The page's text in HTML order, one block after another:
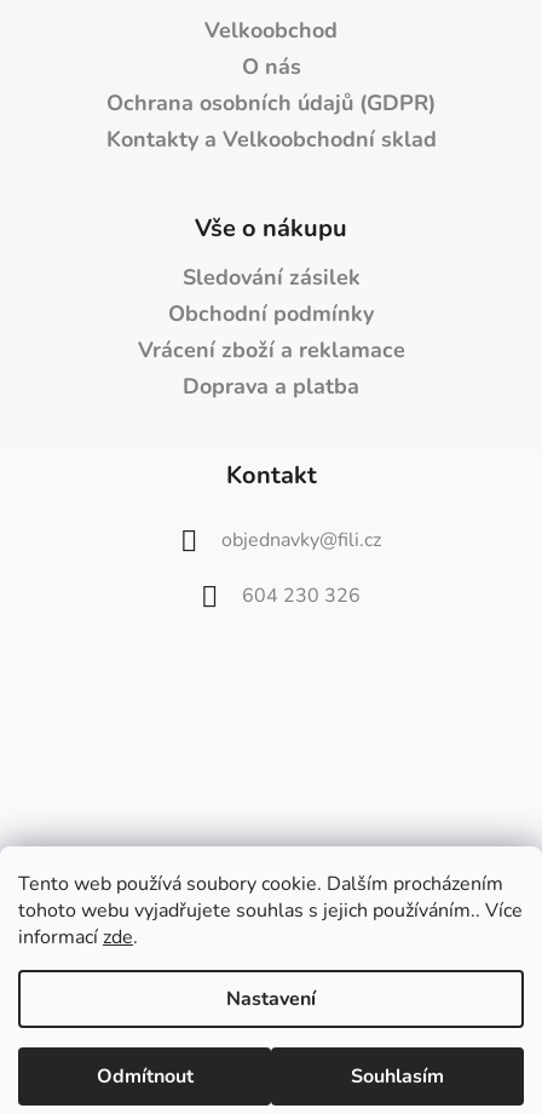
Tento web používá soubory cookie. Dalším procházením
tohoto webu vyjadřujete souhlas s jejich používáním.. Více
informacízde.
Nastavení
Odmítnout Souhlasím
Vážení zákazníci,
od 27. července do 9. srpna bude náš
velkoobchod zavřený z důvodu dovolené.
Poslední balíčky pošleme v pátek 24.7. a
potom až od 10. srpna.
Velkoobchod
O nás
Ochrana osobních údajů (GDPR)
Kontakty a Velkoobchodní sklad
Vše o nákupu
Sledování zásilek
Obchodní podmínky
Vrácení zboží a reklamace
Doprava a platba
Kontakt
objednavky@fili.cz
604 230 326
Vytvořil Shoptet
Copyright 2026
. Všechna práva vyhrazena.